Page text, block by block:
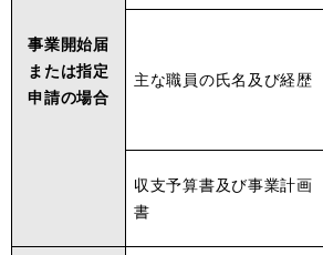
事業開始届
または指定
申請の場合
主な職員の氏名及び経歴
収支予算書及び事業計画
書